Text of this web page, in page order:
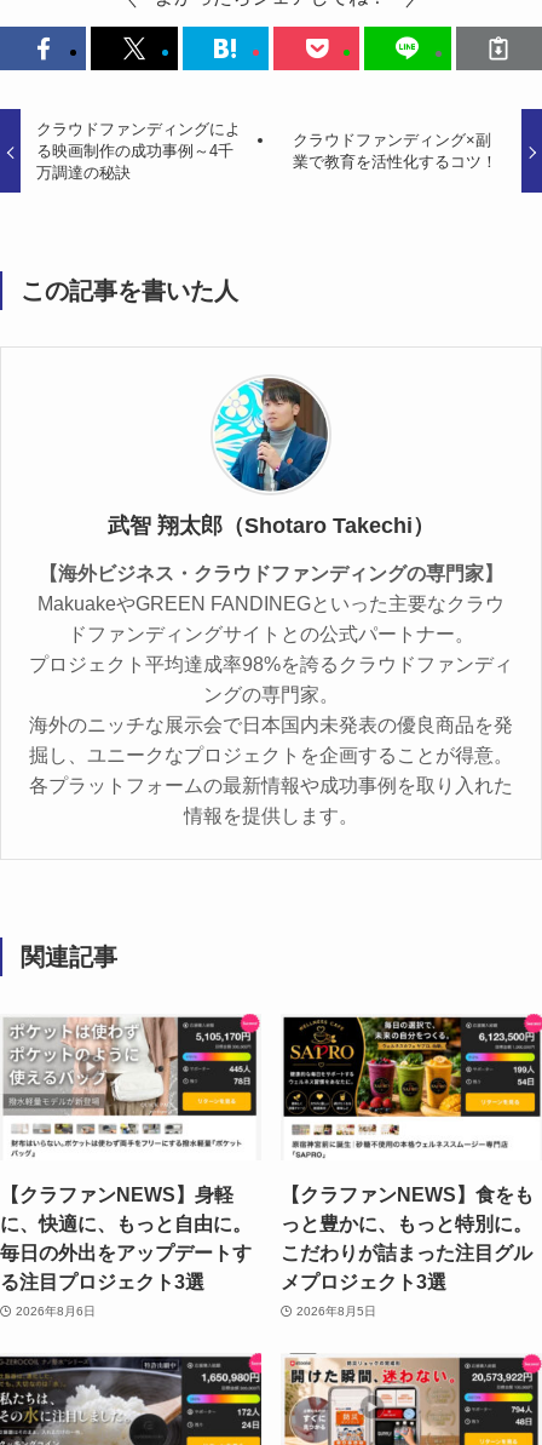
クラウドファンディングによ
る映画制作の成功事例～4千
万調達の秘訣
クラウドファンディング×副
業で教育を活性化するコツ！
この記事を書いた人
武智 翔太郎（Shotaro Takechi）
【海外ビジネス・クラウドファンディングの専門家】
MakuakeやGREEN FANDINEGといった主要なクラウ
ドファンディングサイトとの公式パートナー。
プロジェクト平均達成率98%を誇るクラウドファンディ
ングの専門家。
海外のニッチな展示会で日本国内未発表の優良商品を発
掘し、ユニークなプロジェクトを企画することが得意。
各プラットフォームの最新情報や成功事例を取り入れた
情報を提供します。
関連記事
【クラファンNEWS】身軽
に、快適に、もっと自由に。
毎日の外出をアップデートす
る注目プロジェクト3選
2026年8月6日
【クラファンNEWS】食をも
っと豊かに、もっと特別に。
こだわりが詰まった注目グル
メプロジェクト3選
2026年8月5日